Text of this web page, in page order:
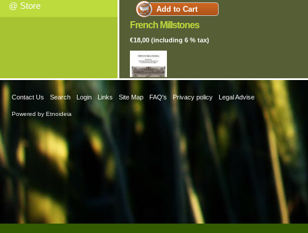
@ Store
French Millstones
€18,00 (including 6 % tax)
Autor/Author - Owen Ward Língua/Language - Inglês
Editor/Publisher – TIMS/ The International Molinological
Society País/Country - Reino Unido Ano/Year - 1993 Conteúdo
- Considerações sobre a industria de mós em La ferté-sous-
Manual do Amigo da Natureza e dos Moinhos
€5,00 (including 6 % tax)
Contact Us Search Login Links Site Map FAQ's Privacy policy Legal Advise
Powered by Etnoideia